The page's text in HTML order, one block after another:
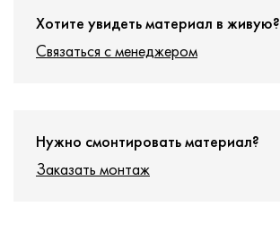
Хотите увидеть материал в живую?
Связаться с менеджером
Нужно смонтировать материал?
Заказать монтаж